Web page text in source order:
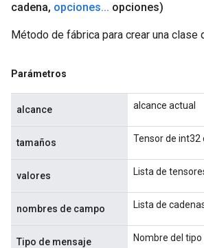
cadena, opciones... opciones)
Método de fábrica para crear una clase
Parámetros
alcance alcance actual
tamaños Tensor de
valores Lista de
nombres de campo Lista de
Tipo de mensaje Nombre del